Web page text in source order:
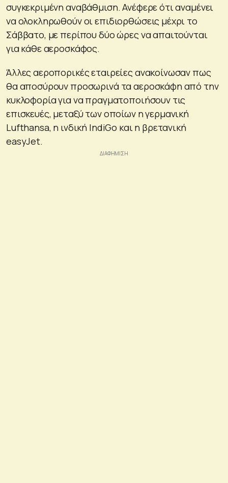
συγκεκριμένη αναβάθμιση. Ανέφερε ότι αναμένει
να ολοκληρωθούν οι επιδιορθώσεις μέχρι το
Σάββατο, με περίπου δύο ώρες να απαιτούνται
για κάθε αεροσκάφος.
Άλλες αεροπορικές εταιρείες ανακοίνωσαν πως
θα αποσύρουν προσωρινά τα αεροσκάφη από την
κυκλοφορία για να πραγματοποιήσουν τις
επισκευές, μεταξύ των οποίων η γερμανική
Lufthansa, η ινδική IndiGo και η βρετανική
easyJet.